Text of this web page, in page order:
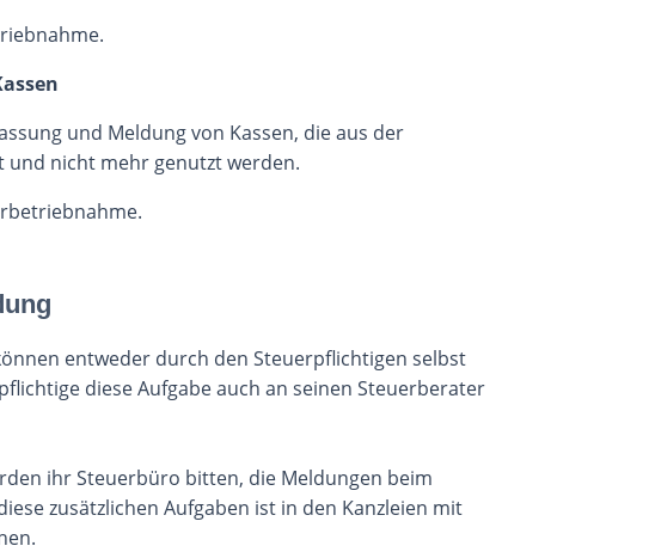
und Meldung von Kassen, die aus der
nicht mehr genutzt werden.
entweder durch den Steuerpflichtigen selbst
diese Aufgabe auch an seinen Steuerberater
ihr Steuerbüro bitten, die Meldungen beim
zusätzlichen Aufgaben ist in den Kanzleien mit